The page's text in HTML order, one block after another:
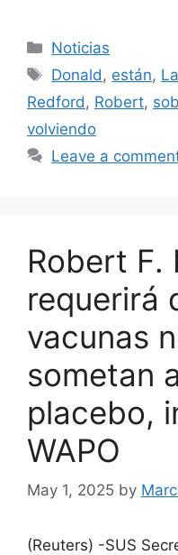
Categories
Noticias
Tags
Donald , están,
Redford , Robert,
volviendo
Leave a
Robert F.
requerirá
vacunas
sometan
placebo,
WAPO
May 1, 2025 by
(Reuters) -SUS